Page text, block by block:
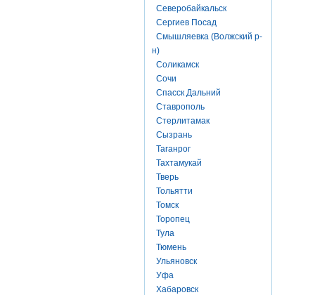
Северобайкальск
Сергиев Посад
Смышляевка (Волжский р-
н)
Соликамск
Сочи
Спасск Дальний
Ставрополь
Стерлитамак
Сызрань
Таганрог
Тахтамукай
Тверь
Тольятти
Томск
Торопец
Тула
Тюмень
Ульяновск
Уфа
Хабаровск